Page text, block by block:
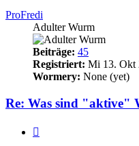
ProFredi
Adulter Wurm
Beiträge: 45
Registriert: Mi 13. Okt
Wormery: None (yet)
Re: Was sind "aktive"